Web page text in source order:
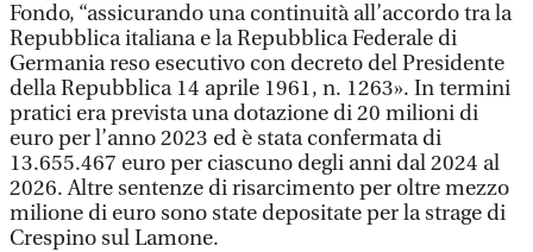
Fondo, “assicurando una continuità all’accordo tra la
Repubblica italiana e la Repubblica Federale di
Germania reso esecutivo con decreto del Presidente
della Repubblica 14 aprile 1961, n. 1263». In termini
pratici era prevista una dotazione di 20 milioni di
euro per l’anno 2023 ed è stata confermata di
13.655.467 euro per ciascuno degli anni dal 2024 al
2026. Altre sentenze di risarcimento per oltre mezzo
milione di euro sono state depositate per la strage di
Crespino sul Lamone.